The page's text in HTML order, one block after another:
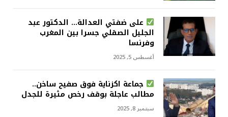
على ضفتي العدالة… الدكتور عبد
الجليل الصقلي جسرا بين المغرب
وفرنسا
أغسطس 5, 2025
جماعة اكزناية فوق صفيح ساخن..
مطالب عاجلة بوقف رخص مثيرة للجدل
سبتمبر 8, 2025